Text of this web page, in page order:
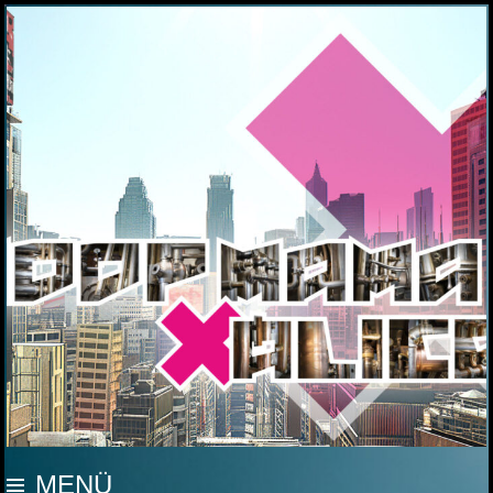
MOOP MAMA
MENÜ